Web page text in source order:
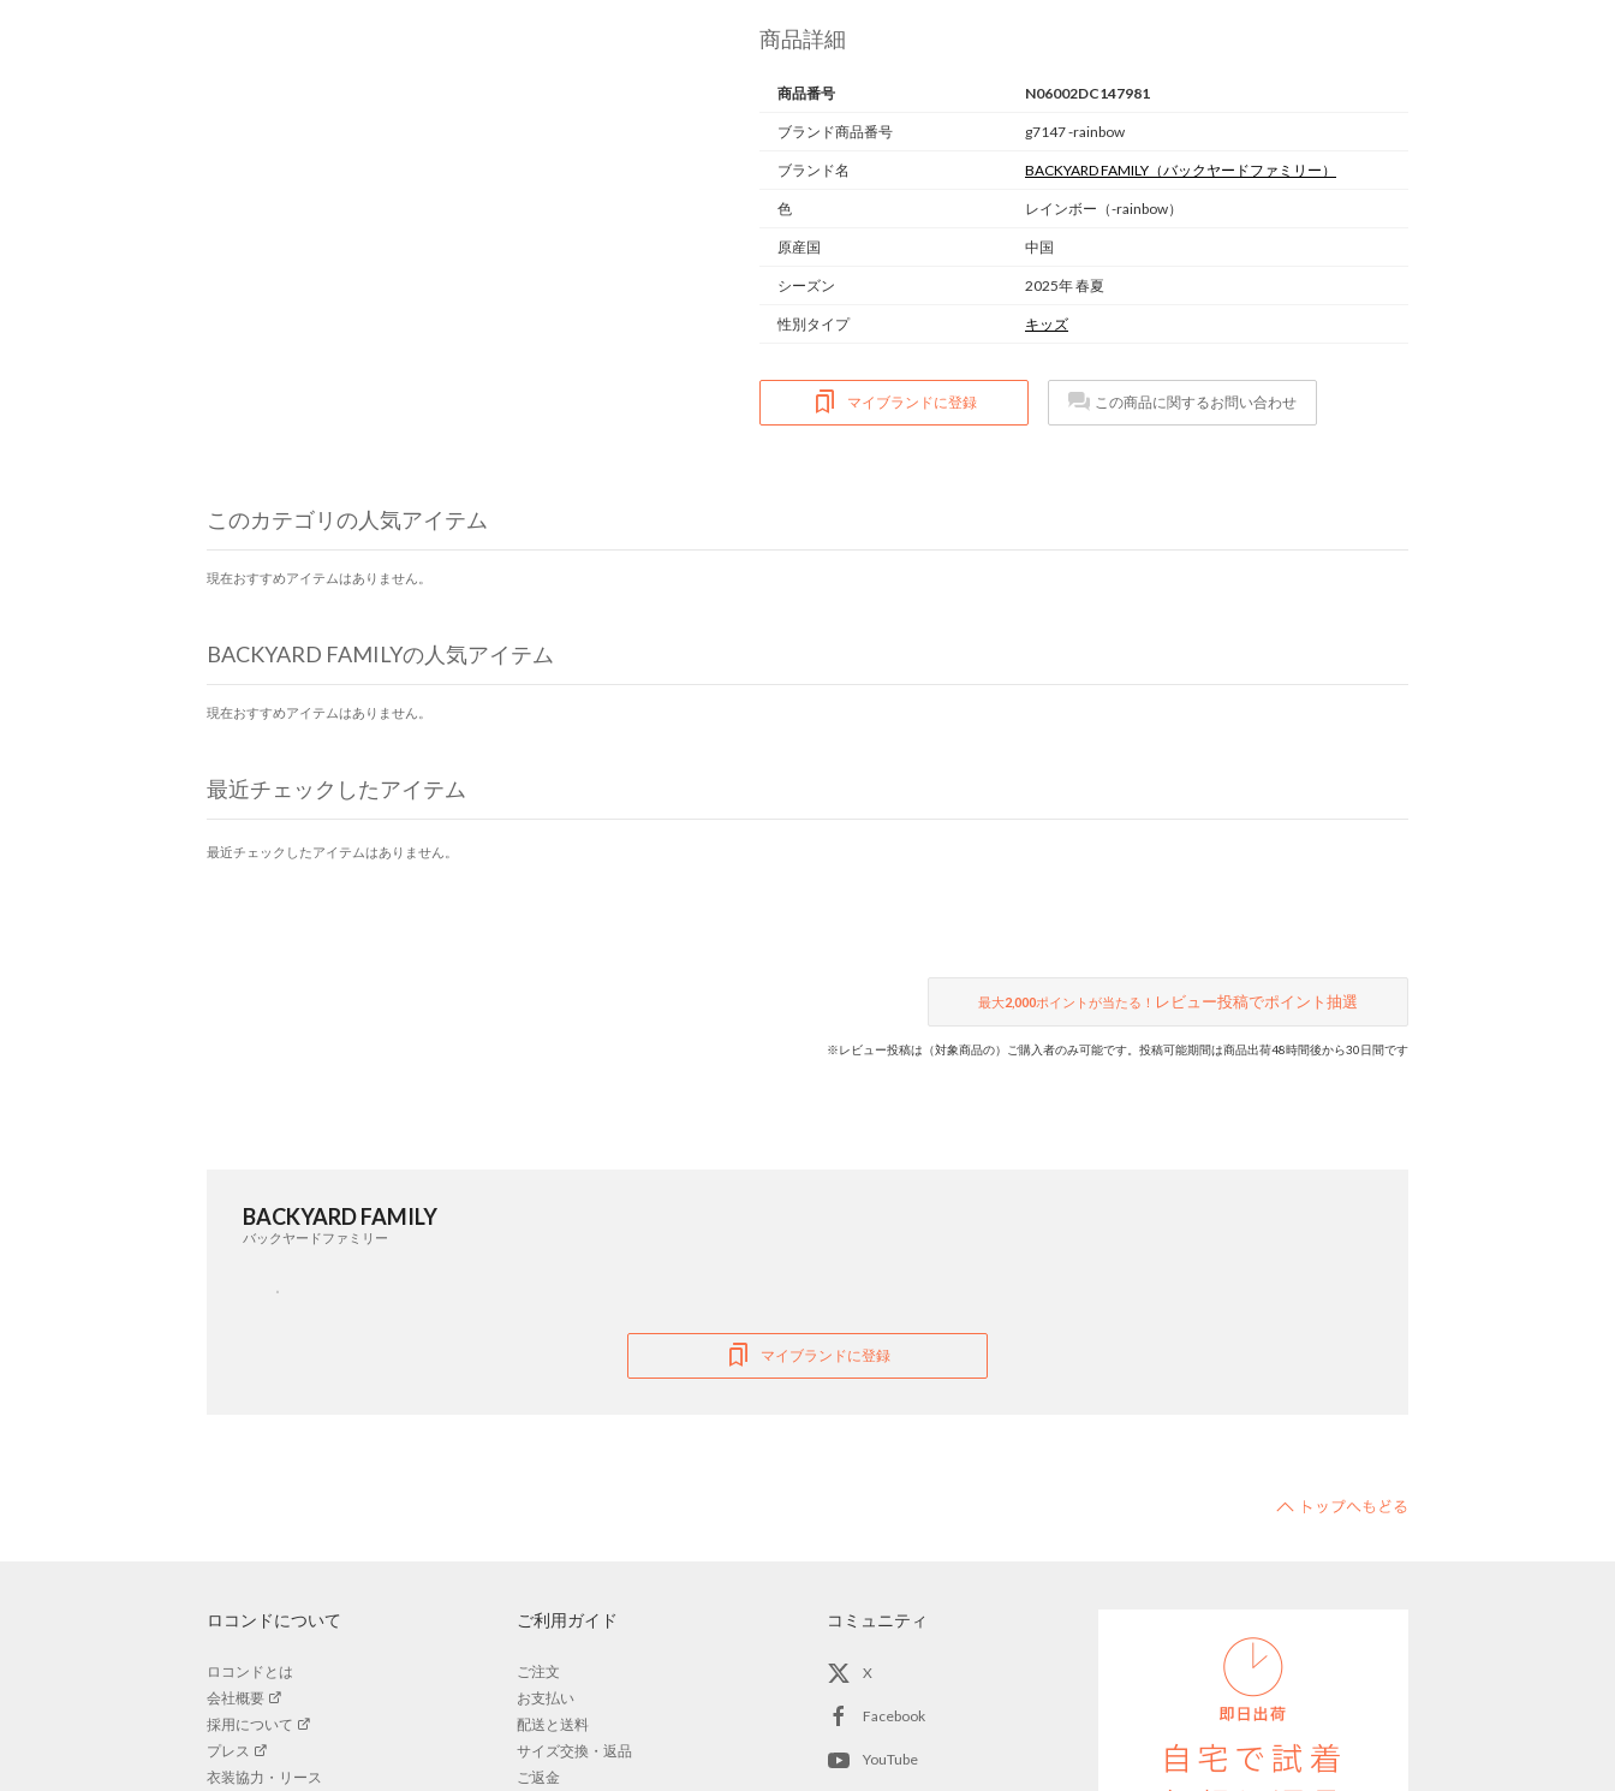
商品詳細
商品番号 N06002DC147981
ブランド商品番号 g7147 -rainbow
ブランド名 BACKYARD FAMILY （バックヤードファミリー）
色 レインボー（-rainbow）
原産国 中国
シーズン 2025年 春夏
性別タイプ キッズ
マイブランドに登録 この商品に関するお問い合わせ
このカテゴリの人気アイテム
現在おすすめアイテムはありません。
BACKYARD FAMILYの人気アイテム
現在おすすめアイテムはありません。
最近チェックしたアイテム
最近チェックしたアイテムはありません。
最大2,000ポイントが当たる！ レビュー投稿でポイント抽選
※レビュー投稿は（対象商品の）ご購入者のみ可能です。投稿可能期間は商品出荷48時間後から30日間です
BACKYARD FAMILY
バックヤードファミリー
マイブランドに登録
ロコンドについて
ロコンドとは
会社概要
採用について
プレス
衣装協力・リース
ご利用ガイド
ご注文
お支払い
配送と送料
サイズ交換・返品
ご返金
コミュニティ
X
Facebook
YouTube